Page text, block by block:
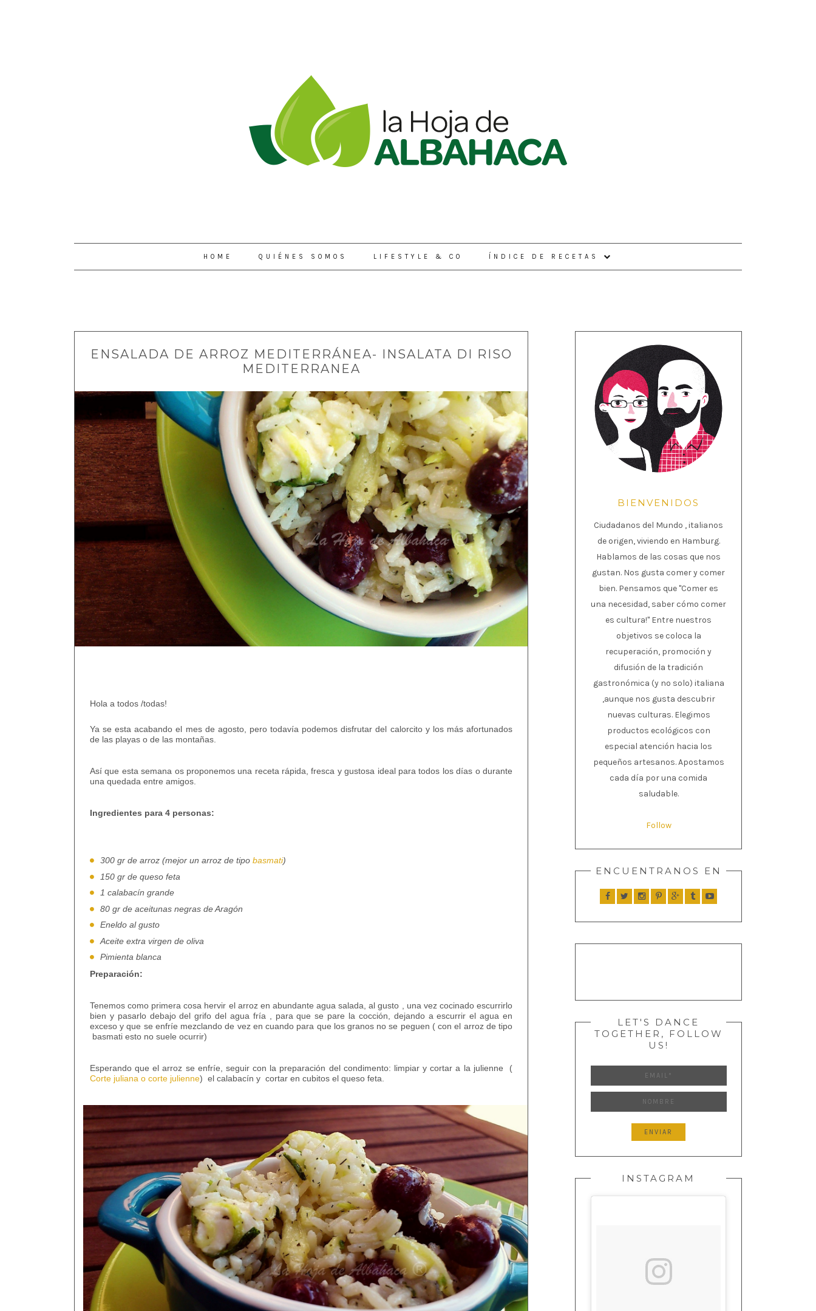
HOME QUIÉNES SOMOS LIFESTYLE & CO ÍNDICE DE RECETAS
ENSALADA DE ARROZ MEDITERRÁNEA- INSALATA DI RISO
MEDITERRANEA
Hola a todos /todas!
Ya se esta acabando el mes de agosto, pero todavía podemos disfrutar del calorcito y los más afortunados
de las playas o de las montañas.
Así que esta semana os proponemos una receta rápida, fresca y gustosa ideal para todos los días o durante
una quedada entre amigos.
Ingredientes para 4 personas:
300 gr de arroz (mejor un arroz de tipo basmati)
150 gr de queso feta
1 calabacín grande
80 gr de aceitunas negras de Aragón
Eneldo al gusto
Aceite extra virgen de oliva
Pimienta blanca
Preparación:
Tenemos como primera cosa hervir el arroz en abundante agua salada, al gusto , una vez cocinado escurrirlo
bien y pasarlo debajo del grifo del agua fría , para que se pare la cocción, dejando a escurrir el agua en
exceso y que se enfríe mezclando de vez en cuando para que los granos no se peguen ( con el arroz de tipo
basmati esto no suele ocurrir)
Esperando que el arroz se enfríe, seguir con la preparación del condimento: limpiar y cortar a la julienne
(
Corte juliana o corte julienne) el calabacín y cortar en cubitos el queso feta.
BIENVENIDOS
Ciudadanos del Mundo , italianos
de origen, viviendo en Hamburg.
Hablamos de las cosas que nos
gustan. Nos gusta comer y comer
bien. Pensamos que "Comer es
una necesidad, saber cómo comer
es cultura!" Entre nuestros
objetivos se coloca la
recuperación, promoción y
difusión de la tradición
gastronómica (y no solo) italiana
,aunque nos gusta descubrir
nuevas culturas. Elegimos
productos ecológicos con
especial atención hacia los
pequeños artesanos. Apostamos
cada día por una comida
saludable.
Follow
ENCUENTRANOS EN
LET'S DANCE
TOGETHER, FOLLOW
US!
INSTAGRAM